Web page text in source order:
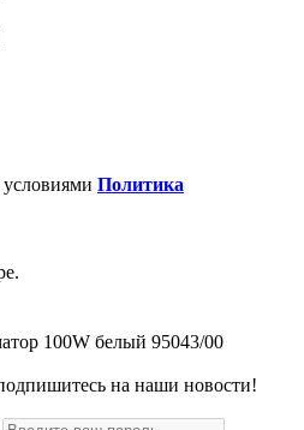
условиями Политика
100W белый 95043/00
на наши новости!